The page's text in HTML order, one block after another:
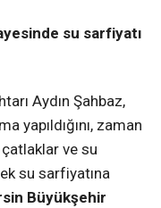
su sarfiyatı
Aydın Şahbaz,
yapıldığını, zaman
ve su
su sarfiyatına
Büyükşehir